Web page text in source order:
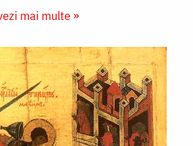
mai multe »